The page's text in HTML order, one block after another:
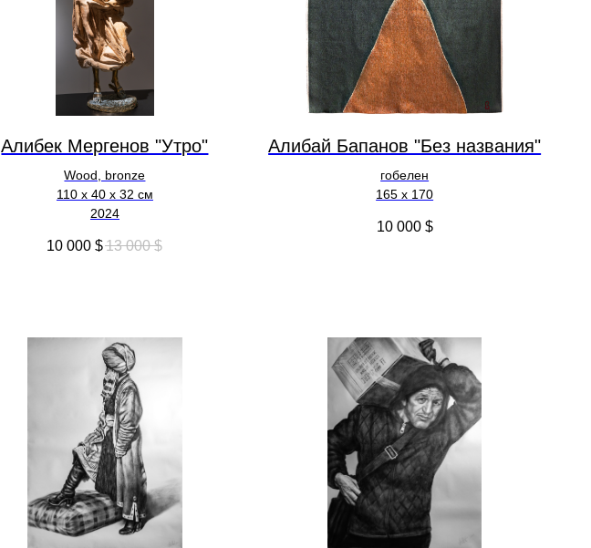
Алибек Мергенов "Утро"
Wood, bronze
110 х 40 х 32 см
2024
10 000 $ 13 000 $
Алибай Бапанов "Без названия"
гобелен
165 x 170
10 000 $